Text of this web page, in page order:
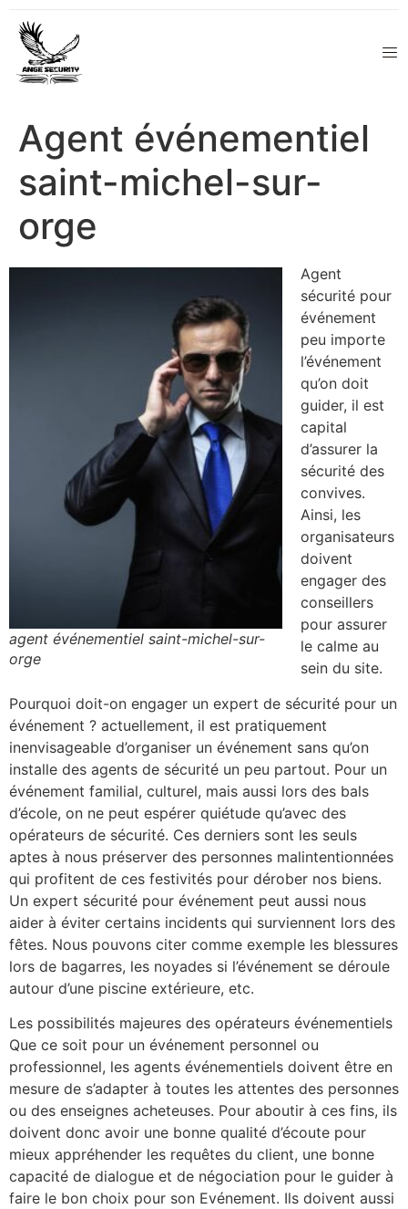
Agent événementiel
saint-michel-sur-
orge
agent événementiel saint-michel-sur-
orge
Agent
sécurité pour
événement
peu importe
l’événement
qu’on doit
guider, il est
capital
d’assurer la
sécurité des
convives.
Ainsi, les
organisateurs
doivent
engager des
conseillers
pour assurer
le calme au
sein du site.
Pourquoi doit-on engager un expert de sécurité pour un
événement ? actuellement, il est pratiquement
inenvisageable d’organiser un événement sans qu’on
installe des agents de sécurité un peu partout. Pour un
événement familial, culturel, mais aussi lors des bals
d’école, on ne peut espérer quiétude qu’avec des
opérateurs de sécurité. Ces derniers sont les seuls
aptes à nous préserver des personnes malintentionnées
qui profitent de ces festivités pour dérober nos biens.
Un expert sécurité pour événement peut aussi nous
aider à éviter certains incidents qui surviennent lors des
fêtes. Nous pouvons citer comme exemple les blessures
lors de bagarres, les noyades si l’événement se déroule
autour d’une piscine extérieure, etc.
Les possibilités majeures des opérateurs événementiels
Que ce soit pour un événement personnel ou
professionnel, les agents événementiels doivent être en
mesure de s’adapter à toutes les attentes des personnes
ou des enseignes acheteuses. Pour aboutir à ces fins, ils
doivent donc avoir une bonne qualité d’écoute pour
mieux appréhender les requêtes du client, une bonne
capacité de dialogue et de négociation pour le guider à
faire le bon choix pour son Evénement. Ils doivent aussi